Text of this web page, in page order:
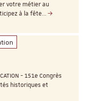
votre métier au
à la fête…
- 151e Congrès
historiques et